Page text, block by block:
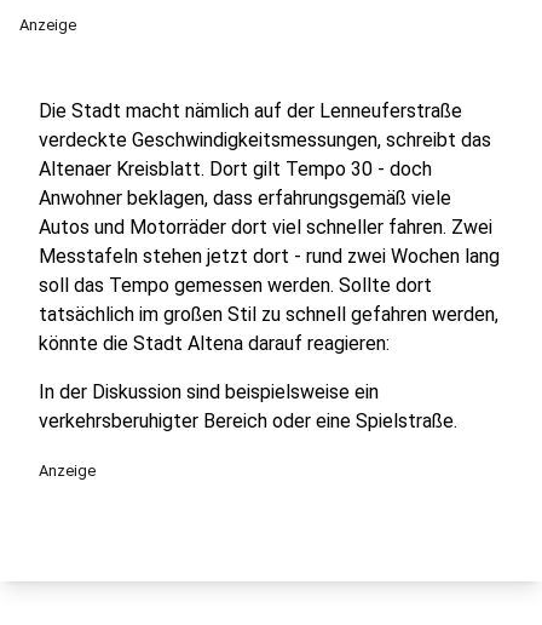
Anzeige
Die Stadt macht nämlich auf der Lenneuferstraße
verdeckte Geschwindigkeitsmessungen, schreibt das
Altenaer Kreisblatt. Dort gilt Tempo 30 - doch
Anwohner beklagen, dass erfahrungsgemäß viele
Autos und Motorräder dort viel schneller fahren. Zwei
Messtafeln stehen jetzt dort - rund zwei Wochen lang
soll das Tempo gemessen werden. Sollte dort
tatsächlich im großen Stil zu schnell gefahren werden,
könnte die Stadt Altena darauf reagieren:
In der Diskussion sind beispielsweise ein
verkehrsberuhigter Bereich oder eine Spielstraße.
Anzeige